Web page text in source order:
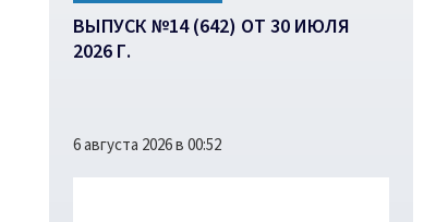
ВЫПУСК №14 (642) ОТ 30 ИЮЛЯ
2026 Г.
6 августа 2026 в 00:52